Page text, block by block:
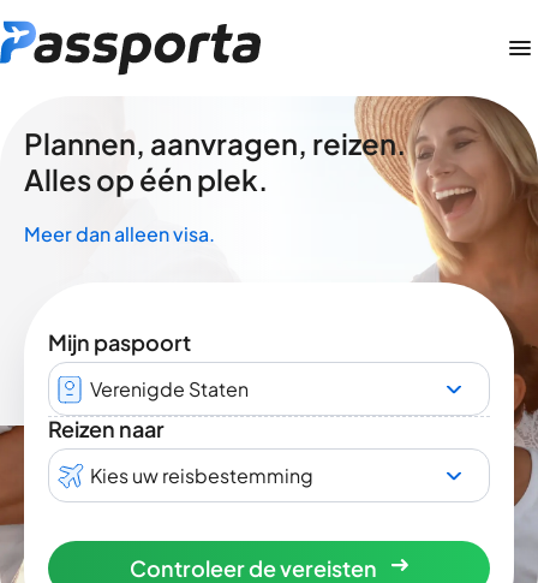
Plannen, aanvragen, reizen.
Alles op één plek.
Meer dan alleen visa.
Mijn paspoort
Verenigde Staten
Reizen naar
Kies uw reisbestemming
Controleer de vereisten